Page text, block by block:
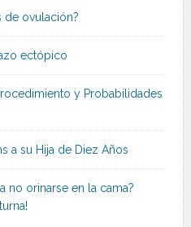
de ovulación?
ectópico
y Probabilidades
a su Hija de Diez Años
no orinarse en la cama?